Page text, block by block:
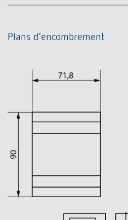
Plans d'encombrement